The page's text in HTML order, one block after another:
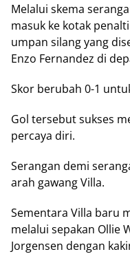
Melalui skema
masuk ke kotak
umpan silang yang
Enzo Fernandez di
Skor berubah 0-1
Gol tersebut sukses
percaya diri.
Serangan demi
arah gawang Villa.
Sementara Villa baru
melalui sepakan Ollie
Jorgensen dengan